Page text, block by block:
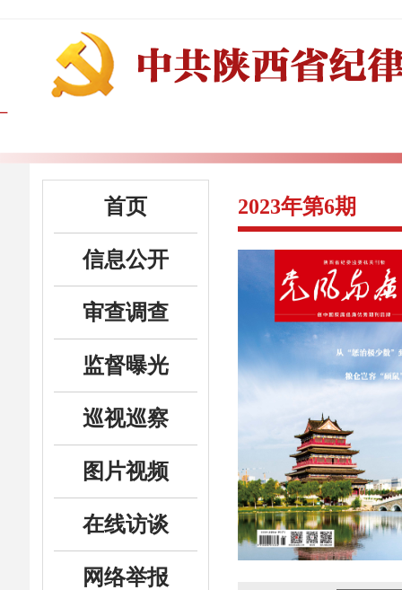
首页
信息公开
审查调查
监督曝光
巡视巡察
图片视频
在线访谈
网络举报
2023年第6期